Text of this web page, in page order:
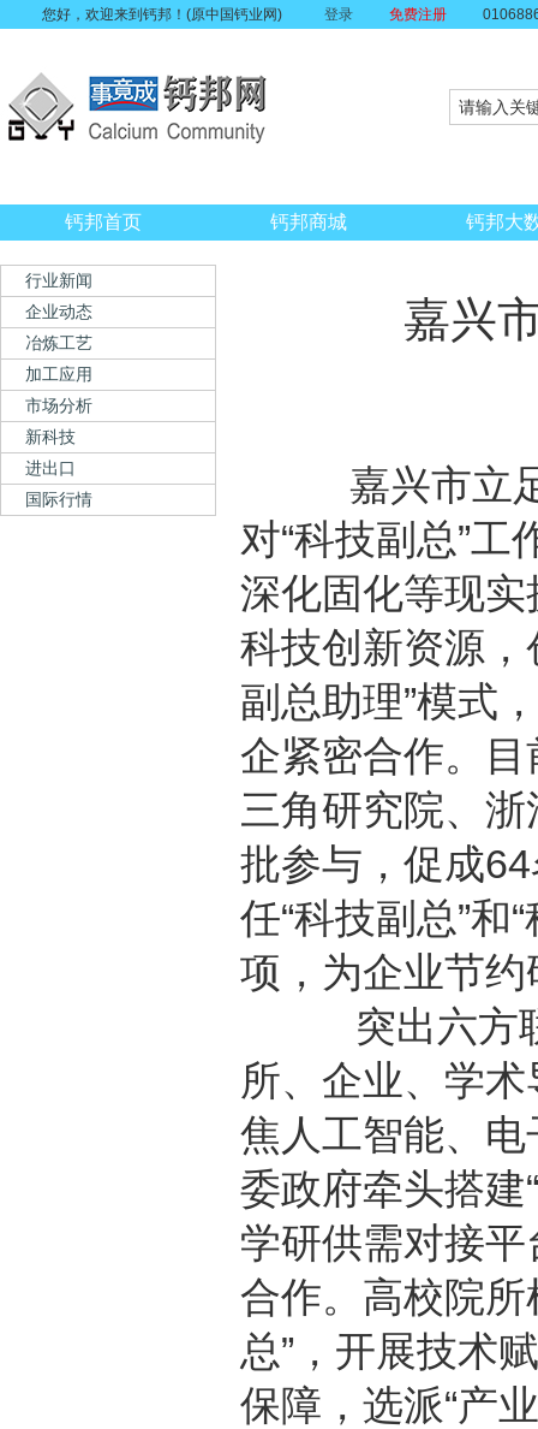
您好，欢迎来到钙邦！(原中国钙业网) 登录 免费注册
钙邦首页 钙邦商城 钙邦大
行业新闻
企业动态
冶炼工艺
加工应用
市场分析
新科技
进出口
国际行情
嘉兴
嘉兴市立足
对“科技副总”
深化固化等现
科技创新资源，
副总助理”模式
企紧密合作。
三角研究院、
批参与，促成
任“科技副总”和
项，为企业节
突出六方联
所、企业、学
焦人工智能、
委政府牵头搭
学研供需对接
合作。高校院
总”，开展技术
保障，选派“产